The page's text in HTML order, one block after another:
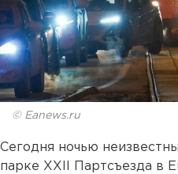
© Eanews.ru
Сегодня ночью
парке XXII Партсъезда в